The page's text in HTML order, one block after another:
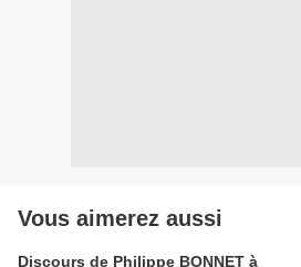
Vous aimerez aussi
Discours de Philippe BONNET à